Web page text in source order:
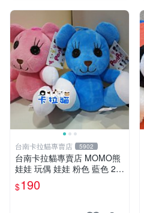
台南卡拉貓專賣店 5902
台南卡拉貓專賣店 MOMO熊
娃娃 玩偶 娃娃 粉色 藍色 2色
分售
$190